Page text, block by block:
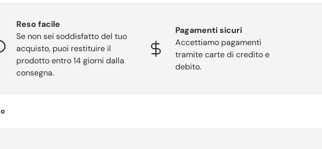
Reso facile
Se non sei soddisfatto del tuo
acquisto, puoi restituire il
prodotto entro 14 giorni dalla
consegna.
Pagamenti sicuri
Accettiamo pagamenti
tramite carte di credito e
debito.